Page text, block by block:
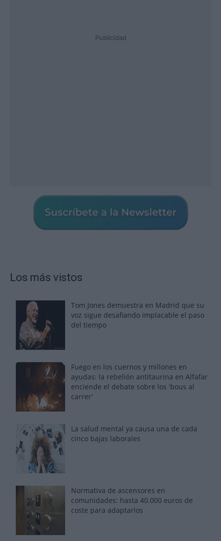
Publicidad
Los más vistos
Tom Jones demuestra en Madrid que su
voz sigue desafiando implacable el paso
del tiempo
Fuego en los cuernos y millones en
ayudas: la rebelión antitaurina en Alfafar
enciende el debate sobre los 'bous al
carrer'
La salud mental ya causa una de cada
cinco bajas laborales
Normativa de ascensores en
comunidades: hasta 40.000 euros de
coste para adaptarlos